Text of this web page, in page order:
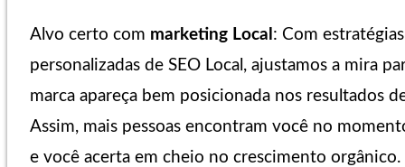
Alvo certo com marketing Local : Com estratégias
personalizadas de SEO Local, ajustamos a mira
marca apareça bem posicionada nos resultados
Assim, mais pessoas encontram você no
e você acerta em cheio no crescimento orgânico.